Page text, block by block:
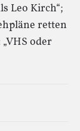
Leo Kirch“;
retten
oder